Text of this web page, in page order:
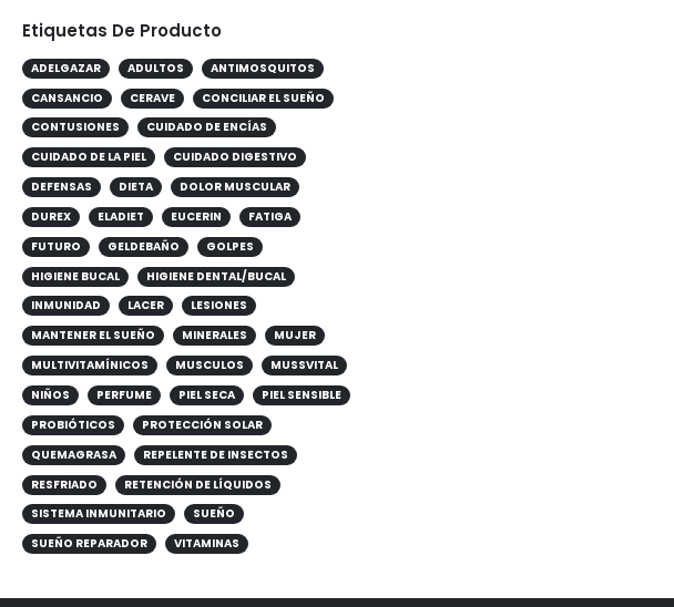
Etiquetas De Producto
ADELGAZAR ADULTOS
ANTIMOSQUITOS
CANSANCIO
CERAVE
CONCILIAR EL SUEÑO
CONTUSIONES
CUIDADO DE ENCÍAS
CUIDADO DE LA PIEL
CUIDADO DIGESTIVO
DEFENSAS
DIETA
DOLOR MUSCULAR
DUREX
ELADIET EUCERIN
FATIGA
FUTURO
GELDEBAÑO
GOLPES
HIGIENE BUCAL
HIGIENE DENTAL/BUCAL
INMUNIDAD
LACER
LESIONES
MANTENER EL SUEÑO
MINERALES
MUJER
MULTIVITAMÍNICOS
MUSCULOS
MUSSVITAL
NIÑOS
PERFUME PIEL SECA
PIEL SENSIBLE
PROBIÓTICOS
PROTECCIÓN SOLAR
QUEMAGRASA
REPELENTE DE INSECTOS
RESFRIADO
RETENCIÓN DE LÍQUIDOS
SISTEMA INMUNITARIO
SUEÑO
SUEÑO REPARADOR
VITAMINAS